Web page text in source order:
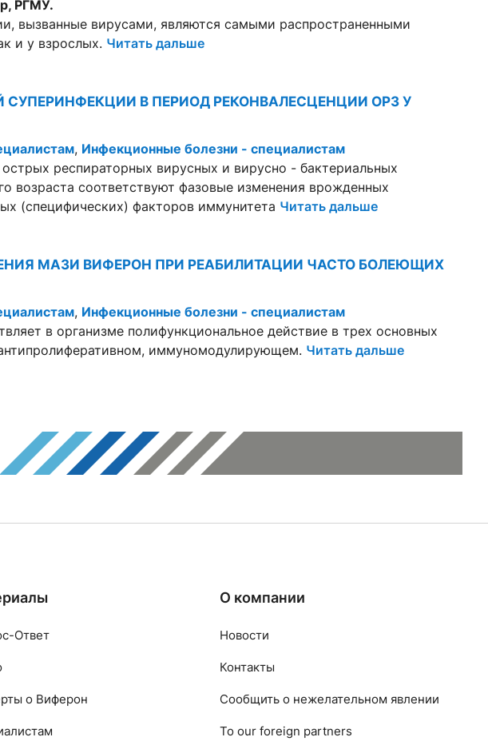
РГМУ.
вызванные вирусами, являются самыми распространенными
и у взрослых. Читать дальше
В ПЕРИОД РЕКОНВАЛЕСЦЕНЦИИ ОРЗ У
, Инфекционные болезни - специалистам
респираторных вирусных и вирусно - бактериальных
возраста соответствуют фазовые изменения врожденных
(специфических) факторов иммунитета Читать дальше
МАЗИ ВИФЕРОН ПРИ РЕАБИЛИТАЦИИ ЧАСТО БОЛЕЮЩИХ
, Инфекционные болезни - специалистам
в организме полифункциональное действие в трех основных
иммуномодулирующем. Читать дальше
Ответ
о Виферон
О компании
Новости
Контакты
Сообщить о нежелательном явлении
To our foreign partners